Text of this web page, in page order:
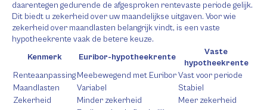
daarentegen gedurende de afgesproken rentevaste periode gelijk.
Dit biedt u zekerheid over uw maandelijkse uitgaven. Voor wie
zekerheid over maandlasten belangrijk vindt, is een vaste
hypotheekrente vaak de betere keuze.
Kenmerk
Euribor-hypotheekrente
Vaste
hypotheekrente
Renteaanpassing Meebewegend met EuriborVast voor periode
Maandlasten
Variabel
Stabiel
Zekerheid
Minder zekerheid
Meer zekerheid